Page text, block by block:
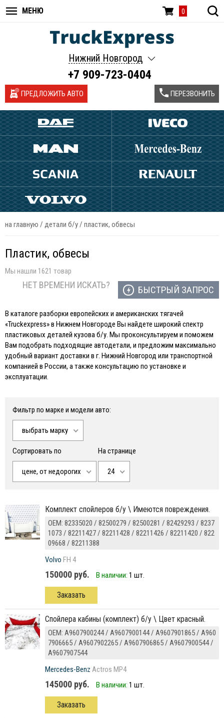
МЕНЮ 0
Нижний Новгород
+7 909-723-0404
ПРЕДЛОЖИТЬ АВТО
на главную / детали б/у/ пластик, обвесы
Пластик, обвесы
Мы нашли 1621 товар
НЕТ ВРЕМЕНИ ИСКАТЬ? БЫСТРЫЙ ЗАПРОС
В каталоге разборки европейских и американских тягачей
«Truckexpress» в Нижнем Новгороде Вы найдете широкий спектр
пластиковых деталей кузова б/у. Мы проконсультируем и поможем
Вам подобрать подходящие автодетали, и предложим максимально
удобный вариант доставки в г. Нижний Новгород или транспортной
компанией в России, а также консультацию по установке и
эксплуатации.
Фильтр по марке и модели авто:
выбрать марку
Сортировать по
цене, от недорогих
На странице
24
Комплект спойлеров б/у \ Имеются повреждения.
ОЕМ: 82335020 / 82500279 / 82500281 / 82429293 / 8237
1073 / 82211427 / 82211428 / 82211426 / 82211420 / 822
09668 / 82211388
Volvo FH 4
150000 руб. В наличии: 1 шт.
Заказать
Спойлера кабины (комплект) б/у \ Цвет красный.
ОЕМ: A9607900244 / A9607900144 / A9607901865 / A960
7906665 / A9607902265 / A9607906865 / A9607900544 /
A9607907544
Mercedes-Benz Actros MP4
145000 руб. В наличии: 1 шт.
Заказать